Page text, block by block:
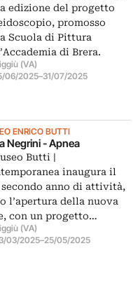
edizione del progetto
promosso
Scuola di Pittura
di Brera.
(VA)
06/2025–31/07/2025
ENRICO BUTTI
Negrini - Apnea
Butti |
inaugura il
secondo anno di attività,
l’apertura della nuova
con un progetto…
(VA)
03/2025–25/05/2025